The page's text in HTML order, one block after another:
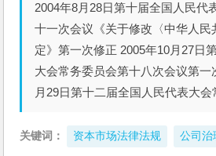
2004年8月28日第十届全国人民代
十一次会议《关于修改〈中华人民
定》第一次修正 2005年10月27日
大会常务委员会第十八次会议第一
月29日第十二届全国人民代表大会
关键词： 资本市场法律法规 公司治